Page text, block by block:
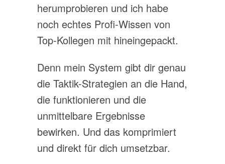
herumprobieren und ich habe
noch echtes Profi-Wissen von
Top-Kollegen mit hineingepackt.
Denn mein System gibt dir genau
die Taktik-Strategien an die Hand,
die funktionieren und die
unmittelbare Ergebnisse
bewirken. Und das komprimiert
und direkt für dich umsetzbar.